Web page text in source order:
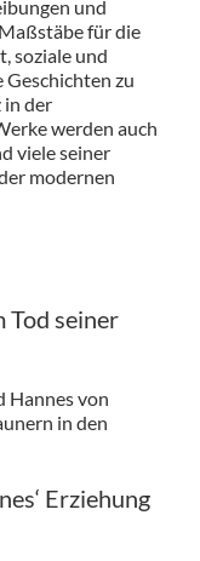
und
für die
soziale und
zu
in der
werden auch
viele seiner
modernen
Tod seiner
Hannes von
in den
Erziehung